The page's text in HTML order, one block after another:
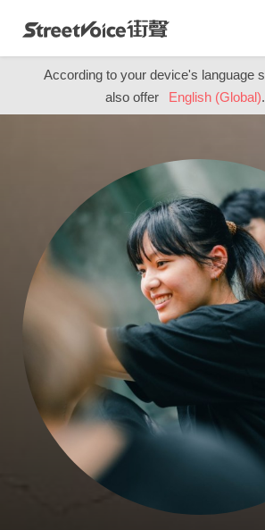
According to your device's language
also offer
English (Global).